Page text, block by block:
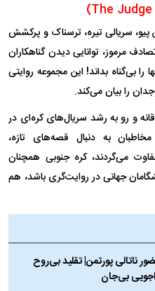
پیو، سریالی تیره، ترسناک و پرکشش
مرموز، توانایی دیدن گناهکاران
را بی‌گناه بداند! این مجموعه روایتی
را بیان می‌کند.
و رو به رشد سریال‌های کره‌ای در
که مخاطبان به دنبال قصه‌های تازه،
می‌گردند، کره جنوبی همچنان
جهانی در روایت‌گری باشد، هم
ناتالی پورتمن| تقلید بی‌روح
بی‌جان